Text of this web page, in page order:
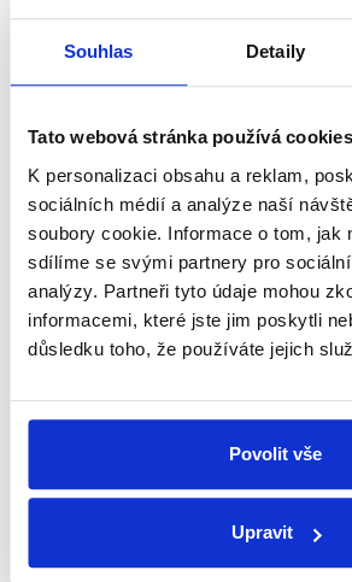
Souhlas Detaily
Tato webová stránka používá cookies
K personalizaci obsahu a reklam,
sociálních médií a analýze naší
soubory cookie. Informace o tom, jak
sdílíme se svými partnery pro
analýzy. Partneři tyto údaje mohou
informacemi, které jste jim poskytli
důsledku toho, že používáte jejich
Povolit vše
Upravit
Ministr sportu,
prevence a zdraví
Otevřít profil